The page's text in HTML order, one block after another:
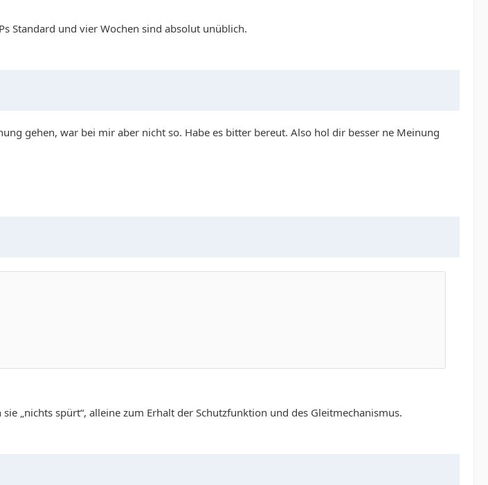
Standard und vier Wochen sind absolut unüblich.
gehen, war bei mir aber nicht so. Habe es bitter bereut. Also hol dir besser ne Meinung
„nichts spürt“, alleine zum Erhalt der Schutzfunktion und des Gleitmechanismus.